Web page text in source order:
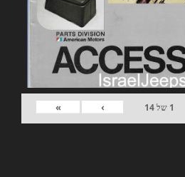
1 של14
›
»